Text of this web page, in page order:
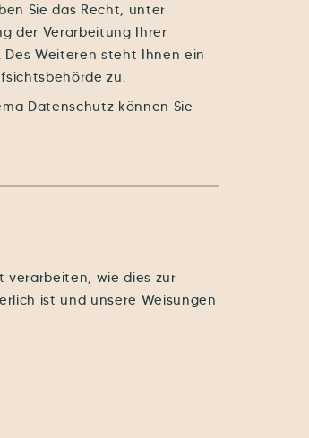
Sie das Recht, unter
der Verarbeitung Ihrer
Weiteren steht Ihnen ein
zu.
Datenschutz können Sie
verarbeiten, wie dies zur
ist und unsere Weisungen